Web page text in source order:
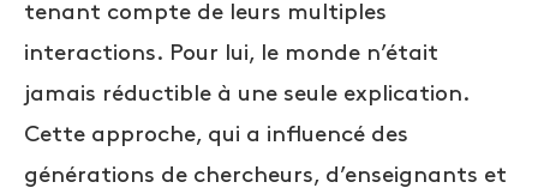
tenant compte de leurs multiples
interactions. Pour lui, le monde n’était
jamais réductible à une seule explication.
Cette approche, qui a influencé des
générations de chercheurs, d’enseignants et